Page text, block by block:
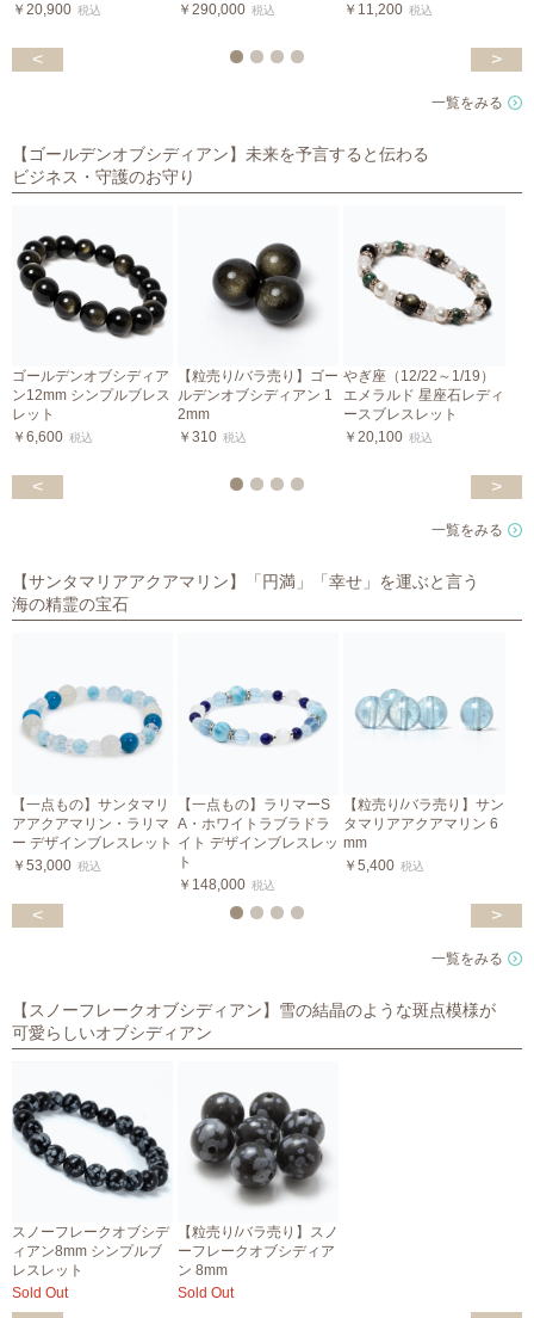
￥20,900 税込
￥290,000 税込
￥11,200 税込
< >
一覧をみる
【ゴールデンオブシディアン】未来を予言すると伝わる
ビジネス・守護のお守り
ゴールデンオブシディア
ン12mm シンプルブレス
レット
￥6,600 税込
【粒売り/バラ売り】ゴー
ルデンオブシディアン 1
2mm
￥310 税込
やぎ座（12/22～1/19）
エメラルド 星座石レディ
ースブレスレット
￥20,100 税込
< >
一覧をみる
【サンタマリアアクアマリン】「円満」「幸せ」を運ぶと言う
海の精霊の宝石
【一点もの】サンタマリ
アアクアマリン・ラリマ
ー デザインブレスレット
￥53,000 税込
【一点もの】ラリマーS
A・ホワイトラブラドラ
イト デザインブレスレッ
ト
￥148,000 税込
【粒売り/バラ売り】サン
タマリアアクアマリン 6
mm
￥5,400 税込
< >
一覧をみる
【スノーフレークオブシディアン】雪の結晶のような斑点模様が
可愛らしいオブシディアン
スノーフレークオブシデ
ィアン8mm シンプルブ
レスレット
Sold Out
【粒売り/バラ売り】スノ
ーフレークオブシディア
ン 8mm
Sold Out